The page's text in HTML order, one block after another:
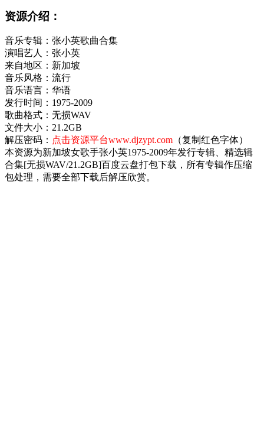
资源介绍：
音乐专辑：张小英歌曲合集
演唱艺人：张小英
来自地区：新加坡
音乐风格：流行
音乐语言：华语
发行时间：1975-2009
歌曲格式：无损WAV
文件大小：21.2GB
解压密码： 点击资源平台www.djzypt.com （复制红色字体）
本资源为新加坡女歌手张小英1975-2009年发行专辑、精选辑
合集[无损WAV/21.2GB]百度云盘打包下载，所有专辑作压缩
包处理，需要全部下载后解压欣赏。